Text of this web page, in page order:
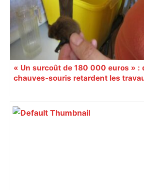
« Un surcoût de 180 000 euros » :
chauves-souris retardent les